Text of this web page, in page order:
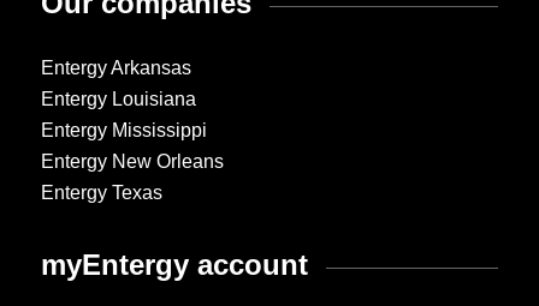
Entergy Arkansas
Entergy Louisiana
Entergy Mississippi
Entergy New Orleans
Entergy Texas
myEntergy account